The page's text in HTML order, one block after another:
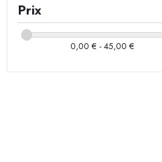
Prix
0,00 € - 45,00 €